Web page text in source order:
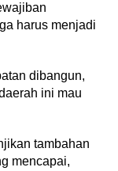
harus menjadi
dibangun,
ini mau
tambahan
mencapai,